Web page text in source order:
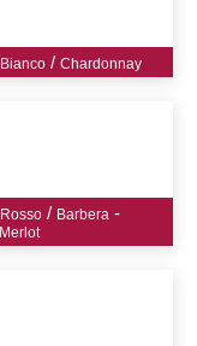
Bianco /Chardonnay
Rosso / Barbera -
Merlot